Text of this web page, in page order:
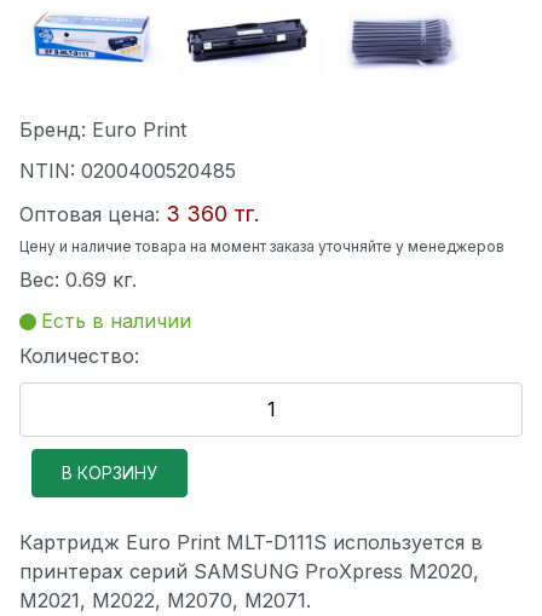
Бренд: Euro Print
NTIN: 0200400520485
Оптовая цена: 3 360 тг.
Цену и наличие товара на момент заказа уточняйте у менеджеров
Вес: 0.69 кг.
Есть в наличии
Количество:
Картридж Euro Print MLT-D111S используется в
принтерах серий SAMSUNG ProXpress M2020,
M2021, M2022, M2070, M2071.